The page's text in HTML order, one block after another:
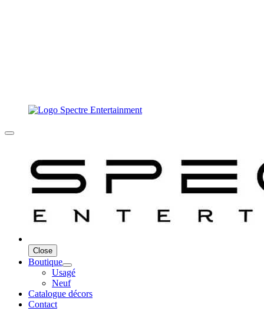
Close
Boutique
Usagé
Neuf
Catalogue décors
Contact